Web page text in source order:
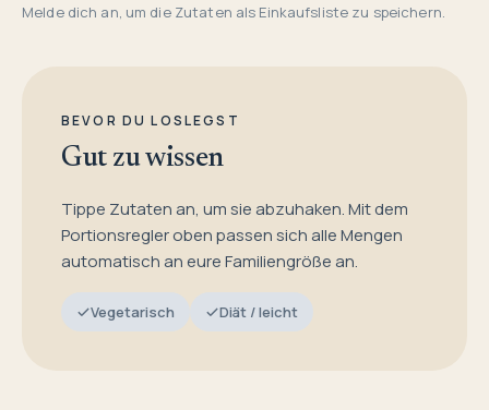
Melde dich an, um die Zutaten als Einkaufsliste zu speichern.
BEVOR DU LOSLEGST
Gut zu wissen
Tippe Zutaten an, um sie abzuhaken. Mit dem
Portionsregler oben passen sich alle Mengen
automatisch an eure Familiengröße an.
Vegetarisch Diät / leicht